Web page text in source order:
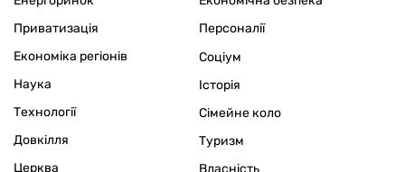
Приватизація
Економіка регіонів
Персоналії
Наука
Технології
Довкілля
Церква
Соціум
Історія
Сімейне коло
Туризм